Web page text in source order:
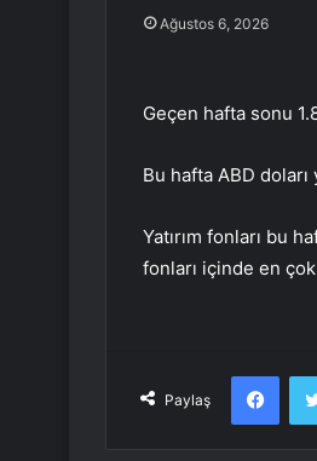
Ağustos 6, 2026
Geçen hafta sonu
Bu hafta ABD
Yatırım fonları bu
fonları içinde en
Paylaş